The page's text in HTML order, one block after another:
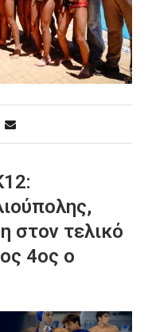
στον τελικό
4ος ο